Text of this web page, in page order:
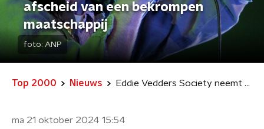
afscheid van een bekrompen
maatschappij
foto: ANP
Top 2000 Nieuws Eddie Vedders Society neemt afscheid van een bekrompen maatschappij
ma 21 oktober 2024 15:54